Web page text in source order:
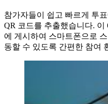
참가자들이 쉽고 빠르게 투
QR 코드를 추출했습니다.
에 게시하여 스마트폰으로
동할 수 있도록 간편한 참여